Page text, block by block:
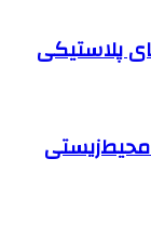
پلاستیکی
محیط‌زیستی